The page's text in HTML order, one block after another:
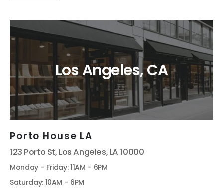
Los Angeles, CA
Porto House LA
123 Porto St, Los Angeles, LA 10000
Monday – Friday: 11AM – 6PM
Saturday: 10AM – 6PM